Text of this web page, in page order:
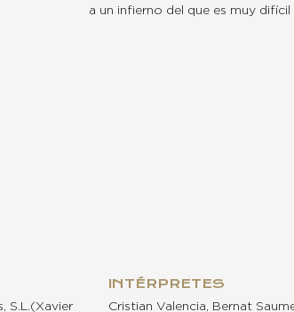
a un infierno del que es muy difícil
S.L.(Xavier
INTÉRPRETES
Cristian Valencia, Bernat